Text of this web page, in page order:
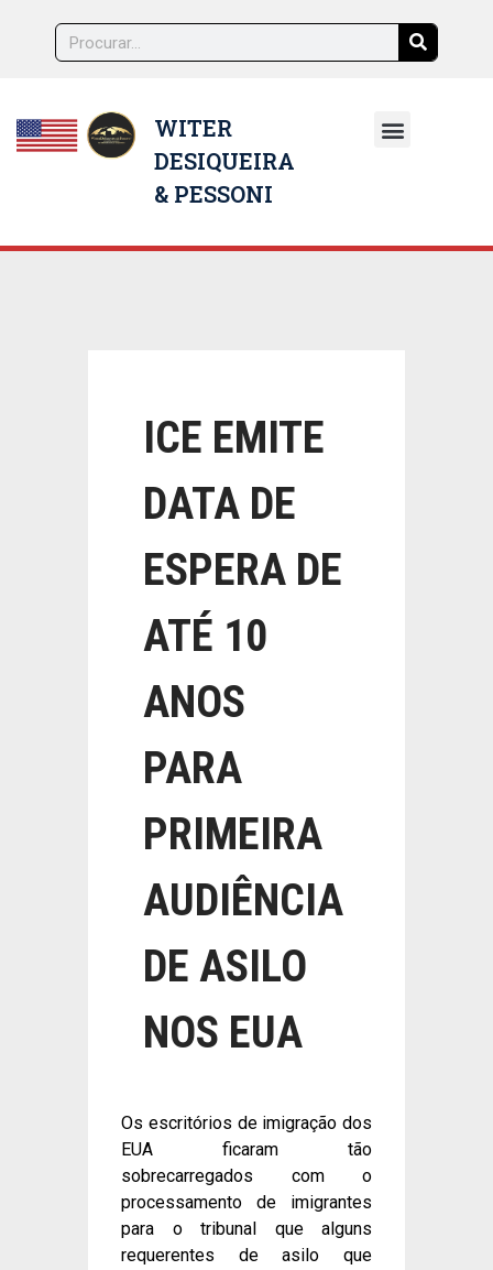
WITER
DESIQUEIRA
& PESSONI
ICE EMITE
DATA DE
ESPERA DE
ATÉ 10
ANOS
PARA
PRIMEIRA
AUDIÊNCIA
DE ASILO
NOS EUA
Os escritórios de imigração dos
EUA ficaram tão
sobrecarregados com o
processamento de imigrantes
para o tribunal que alguns
requerentes de asilo que